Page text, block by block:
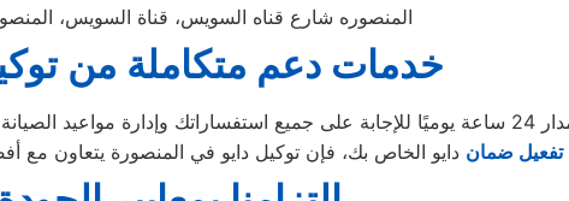
المنصوره شارع قناه السويس، قناة السويس، المنصورة (قسم 2)، ثان
خدمات دعم متكاملة من
تفعيل ضمان